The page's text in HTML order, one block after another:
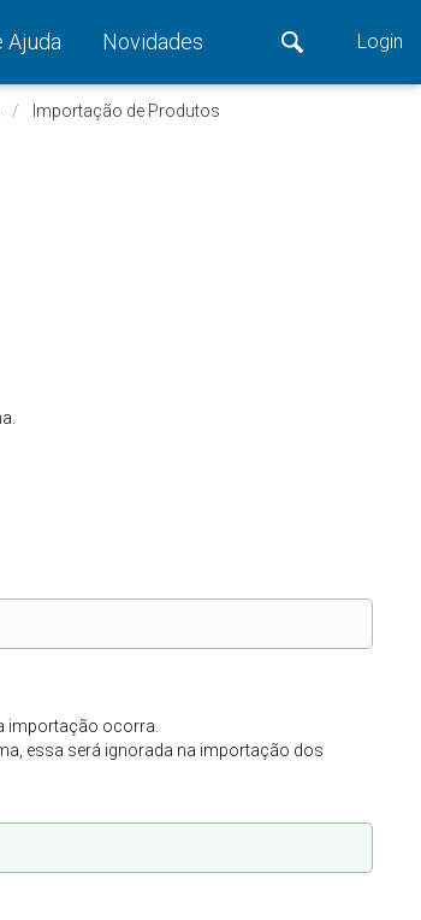
Ajuda Novidades Login
Importação de Produtos
importação ocorra.
essa será ignorada na importação dos